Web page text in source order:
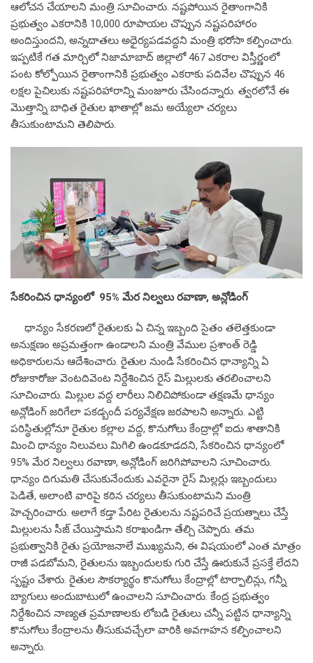
ఆలోచన చేయాలని మంత్రి సూచించారు. నష్టపోయిన రైతాంగానికి
ప్రభుత్వం ఎకరానికి 10,000 రూపాయల చొప్పున నష్టపరిహారం
అందిస్తుందని, అన్నదాతలు అధైర్యపడవద్దని మంత్రి భరోసా కల్పించారు.
ఇప్పటికే గత మార్చిలో నిజామాబాద్ జిల్లాలో 467 ఎకరాల విస్తీర్ణంలో
పంట కోల్పోయిన రైతాంగానికి ప్రభుత్వం ఎకరాకు పదివేల చొప్పున 46
లక్షల పైచిలుకు నష్టపరిహారాన్ని మంజూరు చేసిందన్నారు. త్వరలోనే ఈ
మొత్తాన్ని బాధిత రైతుల ఖాతాల్లో జమ అయ్యేలా చర్యలు
తీసుకుంటామని తెలిపారు.
సేకరించిన ధాన్యంలో 95% మేర నిల్వలు రవాణా, అన్లోడింగ్
ధాన్యం సేకరణలో రైతులకు ఏ చిన్న ఇబ్బంది సైతం తలెత్తకుండా
అనుక్షణం అప్రమత్తంగా ఉండాలని మంత్రి వేముల ప్రశాంత్ రెడ్డి
అధికారులను ఆదేశించారు. రైతుల నుండి సేకరించిన ధాన్యాన్ని ఏ
రోజుకారోజు వెంటదివెంట నిర్దేశించిన రైస్ మిల్లులకు తరలించాలని
సూచించారు. మిల్లుల వద్ద లారీలు నిలిచిపోకుండా తక్షణమే ధాన్యం
అన్లోడింగ్ జరిగేలా పకడ్బందీ పర్యవేక్షణ జరపాలని అన్నారు. ఎట్టి
పరిస్థితుల్లోనూ రైతుల కల్లాల వద్ద, కొనుగోలు కేంద్రాల్లో ఐదు శాతానికి
మించి ధాన్యం నిలువలు మిగిలి ఉండకూడదని, సేకరించిన ధాన్యంలో
95% మేర నిల్వలు రవాణా, అన్లోడింగ్ జరిగిపోవాలని సూచించారు.
ధాన్యం దిగుమతి చేసుకునేందుకు ఎవరైనా రైస్ మిల్లర్లు ఇబ్బందులు
పెడితే, అలాంటి వారిపై కఠిన చర్యలు తీసుకుంటామని మంత్రి
హెచ్చరించారు. అలాగే కడ్తా పేరిట రైతులను నష్టపరిచే ప్రయత్నాలు చేస్తే
మిల్లులను సీజ్ చేయిస్తామని కరాఖండిగా తేల్చి చెప్పారు. తమ
ప్రభుత్వానికి రైతు ప్రయోజనాలే ముఖ్యమని, ఈ విషయంలో ఎంత మాత్రం
రాజీ పడబోమని, రైతులను ఇబ్బందులకు గురి చేస్తే ఊరుకునే ప్రసక్తే లేదని
స్పష్టం చేశారు. రైతుల సౌకర్యార్థం కొనుగోలు కేంద్రాల్లో టార్పాలిన్లు, గన్నీ
బ్యాగులు అందుబాటులో ఉంచాలని సూచించారు. కేంద్ర ప్రభుత్వం
నిర్దేశించిన నాణ్యత ప్రమాణాలకు లోబడి రైతులు చన్నీ పట్టిన ధాన్యాన్ని
కొనుగోలు కేంద్రాలను తీసుకువచ్చేలా వారికి అవగాహన కల్పించాలని
అన్నారు.